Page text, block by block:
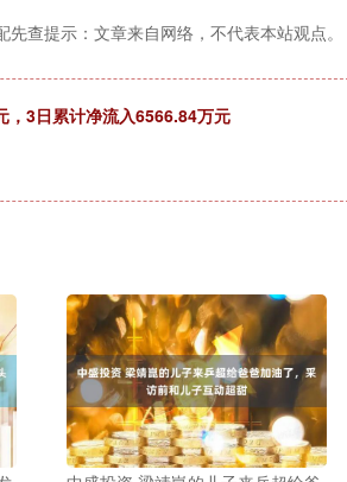
先查提示：文章来自网络，不代表本站观点。
，3日累计净流入6566.84万元